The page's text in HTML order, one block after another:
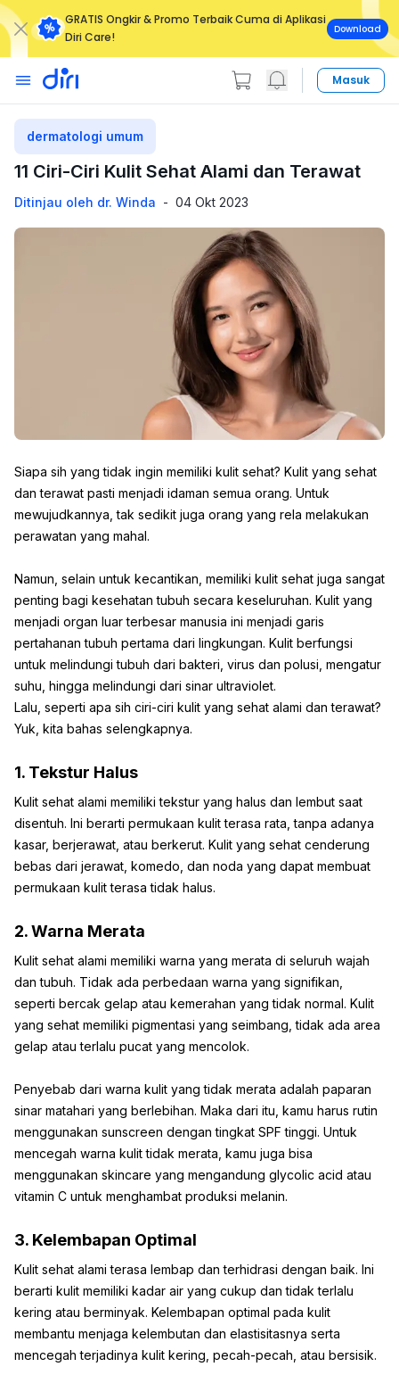
GRATIS Ongkir & Promo Terbaik Cuma di Aplikasi
Diri Care!
Download
Masuk
dermatologi umum
11 Ciri-Ciri Kulit Sehat Alami dan Terawat
Ditinjau oleh dr. Winda - 04 Okt 2023
Siapa sih yang tidak ingin memiliki kulit sehat? Kulit yang sehat
dan terawat pasti menjadi idaman semua orang. Untuk
mewujudkannya, tak sedikit juga orang yang rela melakukan
perawatan yang mahal.
Namun, selain untuk kecantikan, memiliki kulit sehat juga sangat
penting bagi kesehatan tubuh secara keseluruhan. Kulit yang
menjadi organ luar terbesar manusia ini menjadi garis
pertahanan tubuh pertama dari lingkungan. Kulit berfungsi
untuk melindungi tubuh dari bakteri, virus dan polusi, mengatur
suhu, hingga melindungi dari sinar ultraviolet.
Lalu, seperti apa sih ciri-ciri kulit yang sehat alami dan terawat?
Yuk, kita bahas selengkapnya.
1. Tekstur Halus
Kulit sehat alami memiliki tekstur yang halus dan lembut saat
disentuh. Ini berarti permukaan kulit terasa rata, tanpa adanya
kasar, berjerawat, atau berkerut. Kulit yang sehat cenderung
bebas dari jerawat, komedo, dan noda yang dapat membuat
permukaan kulit terasa tidak halus.
2. Warna Merata
Kulit sehat alami memiliki warna yang merata di seluruh wajah
dan tubuh. Tidak ada perbedaan warna yang signifikan,
seperti bercak gelap atau kemerahan yang tidak normal. Kulit
yang sehat memiliki pigmentasi yang seimbang, tidak ada area
gelap atau terlalu pucat yang mencolok.
Penyebab dari warna kulit yang tidak merata adalah paparan
sinar matahari yang berlebihan. Maka dari itu, kamu harus rutin
menggunakan sunscreen dengan tingkat SPF tinggi. Untuk
mencegah warna kulit tidak merata, kamu juga bisa
menggunakan skincare yang mengandung glycolic acid atau
vitamin C untuk menghambat produksi melanin.
3. Kelembapan Optimal
Kulit sehat alami terasa lembap dan terhidrasi dengan baik. Ini
berarti kulit memiliki kadar air yang cukup dan tidak terlalu
kering atau berminyak. Kelembapan optimal pada kulit
membantu menjaga kelembutan dan elastisitasnya serta
mencegah terjadinya kulit kering, pecah-pecah, atau bersisik.